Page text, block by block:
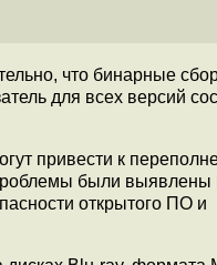
что бинарные
для всех версий
привести к
были выявлены
открытого ПО и